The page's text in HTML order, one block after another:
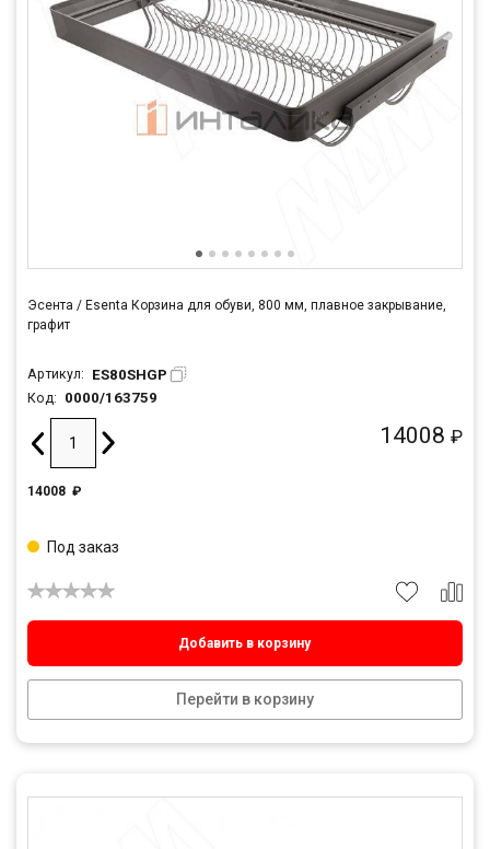
Эсента / Esenta Корзина для обуви, 800 мм, плавное закрывание,
графит
Артикул: ES80SHGP
Код: 0000/163759
14008 ₽
14008 ₽
Добавить в корзину
Перейти в корзину
Под заказ